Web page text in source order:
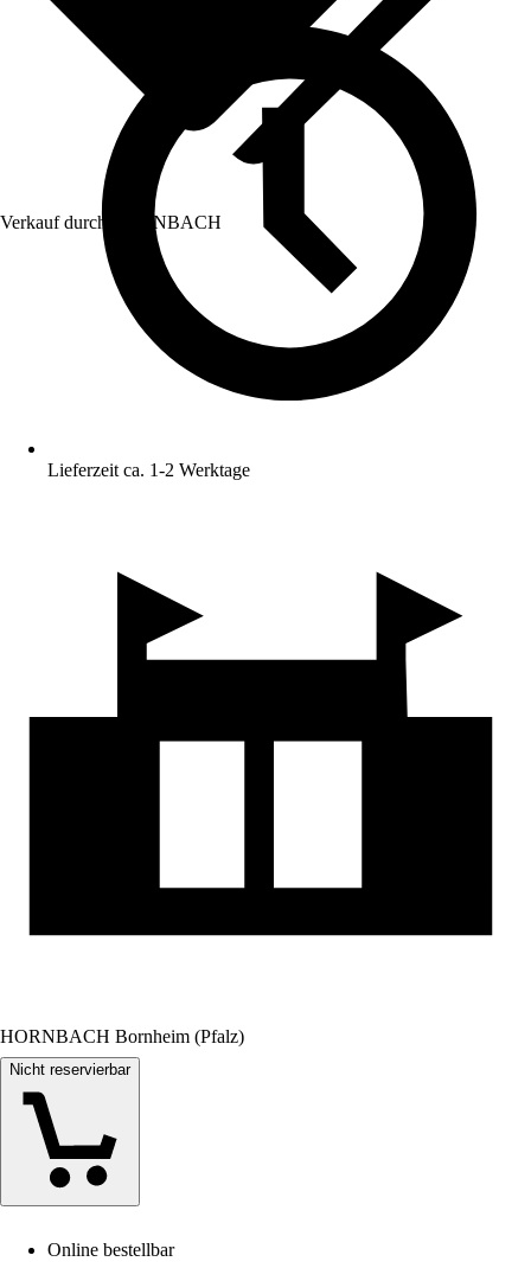
Verkauf durch: HORNBACH
Lieferzeit ca. 1-2 Werktage
HORNBACH Bornheim (Pfalz)
Nicht reservierbar
Online bestellbar